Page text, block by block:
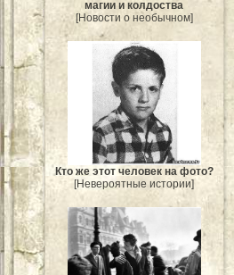
магии и колдоства
[Новости о необычном]
Кто же этот человек на фото?
[Невероятные истории]